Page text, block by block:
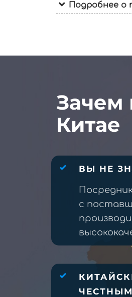
Подробнее о
Зачем
Китае
ВЫ НЕ
с
ЧЕСТНЫМ